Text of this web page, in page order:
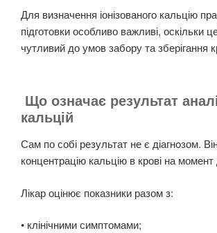
Для визначення іонізованого кальцію
підготовки особливо важливі, оскільки
чутливий до умов забору та зберігання
Що означає результат
кальцій
Сам по собі результат не є діагнозом.
концентрацію кальцію в крові на
Лікар оцінює показники разом з:
• клінічними симптомами;